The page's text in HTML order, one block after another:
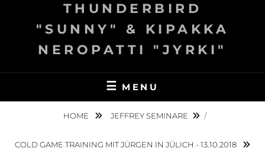
THUNDERBIRD
"SUNNY" & KIPAKKA
NEROPATTI "JYRKI"
MENU
HOME JEFFREY SEMINARE /
COLD GAME TRAINING MIT JÜRGEN IN JÜLICH - 13.10.2018